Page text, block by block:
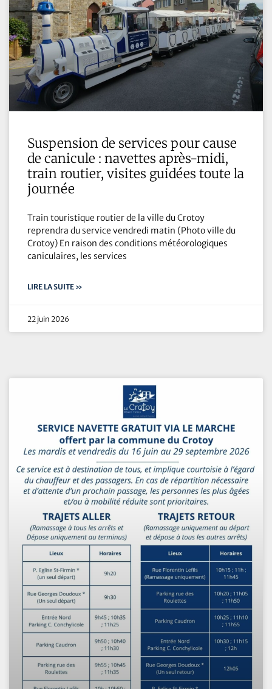
Suspension de services pour cause
de canicule : navettes après-midi,
train routier, visites guidées toute la
journée
Train touristique routier de la ville du Crotoy
reprendra du service vendredi matin (Photo ville du
Crotoy) En raison des conditions météorologiques
caniculaires, les services
LIRE LA SUITE »
22 juin 2026